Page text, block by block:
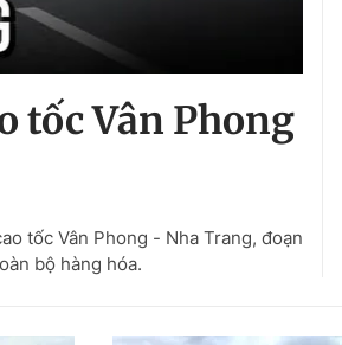
tốc Vân Phong
tốc Vân Phong - Nha Trang, đoạn
bộ hàng hóa.